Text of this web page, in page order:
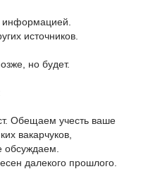
информацией.
источников.
но будет.
Обещаем учесть ваше
вакарчуков,
далекого прошлого.